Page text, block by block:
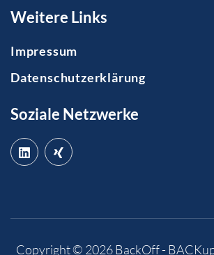
Weitere Links
Impressum
Datenschutzerklärung
Soziale Netzwerke
Copyright © 2026BackOff -